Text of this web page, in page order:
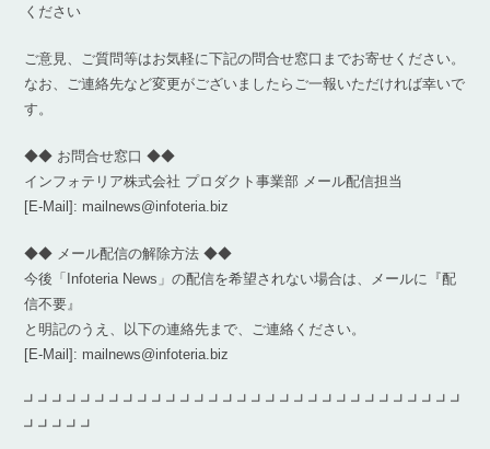
ください
ご意見、ご質問等はお気軽に下記の問合せ窓口までお寄せください。
なお、ご連絡先など変更がございましたらご一報いただければ幸いで
す。
◆◆ お問合せ窓口 ◆◆
インフォテリア株式会社 プロダクト事業部 メール配信担当
[E-Mail]: mailnews@infoteria.biz
◆◆ メール配信の解除方法 ◆◆
今後「Infoteria News」の配信を希望されない場合は、メールに『配
信不要』
と明記のうえ、以下の連絡先まで、ご連絡ください。
[E-Mail]: mailnews@infoteria.biz
┛┛┛┛┛┛┛┛┛┛┛┛┛┛┛┛┛┛┛┛┛┛┛┛┛┛┛┛┛┛┛
┛┛┛┛┛